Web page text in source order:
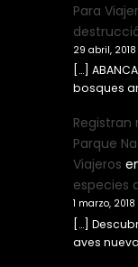
Para
29 abril, 2018
[…]
bosques
Registran
Parque
Viajeros
especies
1 marzo, 2018
[…]
aves